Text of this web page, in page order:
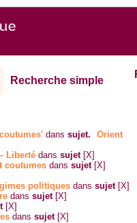
Recherche simple
danssujet.
Orient
Liberté danssujet [X]
coutumes danssujet [X]
politiques danssujet [X]
danssujet [X]
[X]
danssujet [X]